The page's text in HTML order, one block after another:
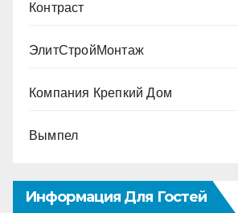
Контраст
ЭлитСтройМонтаж
Компания Крепкий Дом
Вымпел
Информация Для Гостей